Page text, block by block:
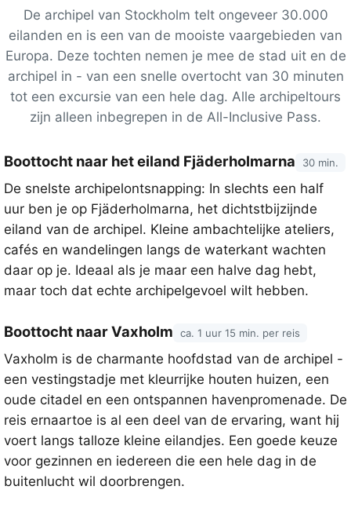
De archipel van Stockholm telt ongeveer 30.000
eilanden en is een van de mooiste vaargebieden van
Europa. Deze tochten nemen je mee de stad uit en de
archipel in - van een snelle overtocht van 30 minuten
tot een excursie van een hele dag. Alle archipeltours
zijn alleen inbegrepen in de All-Inclusive Pass.
Boottocht naar het eiland Fjäderholmarna 30 min.
De snelste archipelontsnapping: In slechts een half
uur ben je op Fjäderholmarna, het dichtstbijzijnde
eiland van de archipel. Kleine ambachtelijke ateliers,
cafés en wandelingen langs de waterkant wachten
daar op je. Ideaal als je maar een halve dag hebt,
maar toch dat echte archipelgevoel wilt hebben.
Boottocht naar Vaxholm ca. 1 uur 15 min. per reis
Vaxholm is de charmante hoofdstad van de archipel -
een vestingstadje met kleurrijke houten huizen, een
oude citadel en een ontspannen havenpromenade. De
reis ernaartoe is al een deel van de ervaring, want hij
voert langs talloze kleine eilandjes. Een goede keuze
voor gezinnen en iedereen die een hele dag in de
buitenlucht wil doorbrengen.